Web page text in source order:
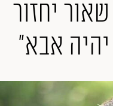
יחזור
אבא"